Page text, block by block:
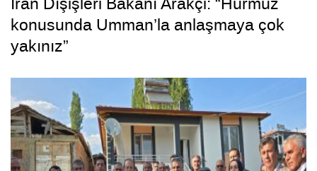
konusunda Umman’la anlaşmaya çok
yakınız”